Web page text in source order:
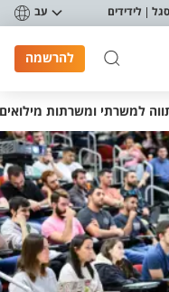
לידידים עב
להרשמה
למשרתי ומשרתות